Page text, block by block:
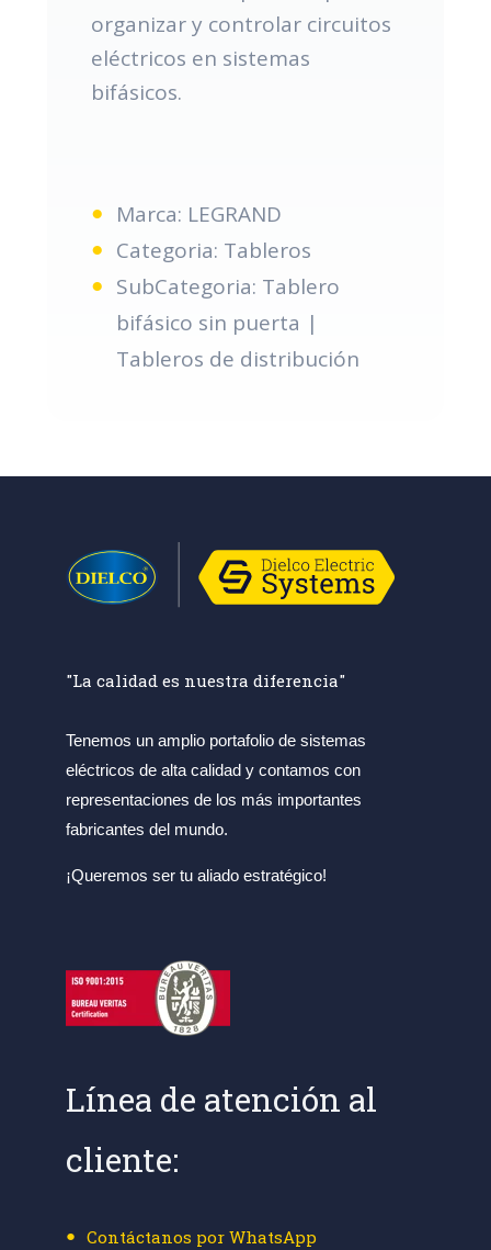
organizar y controlar circuitos
eléctricos en sistemas
bifásicos.
Marca: LEGRAND
Categoria: Tableros
SubCategoria: Tablero
bifásico sin puerta |
Tableros de distribución
"La calidad es nuestra diferencia"
Tenemos un amplio portafolio de sistemas
eléctricos de alta calidad y contamos con
representaciones de los más importantes
fabricantes del mundo.
¡Queremos ser tu aliado estratégico!
Línea de atención al
cliente:
Contáctanos por WhatsApp